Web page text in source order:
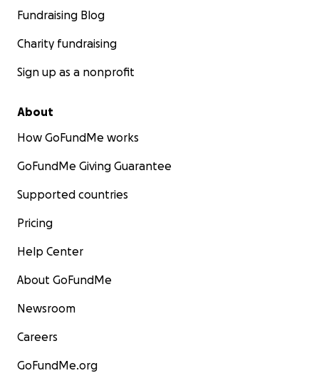
Fundraising Blog
Charity fundraising
Sign up as a nonprofit
About
How GoFundMe works
GoFundMe Giving Guarantee
Supported countries
Pricing
Help Center
About GoFundMe
Newsroom
Careers
GoFundMe.org